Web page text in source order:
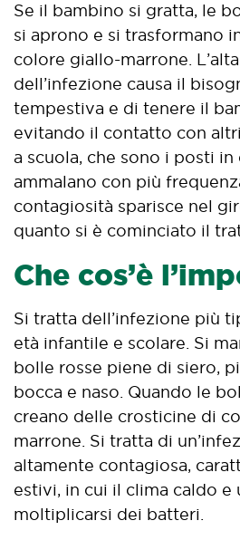
Se il bambino si gratta, le
si aprono e si trasformano
colore giallo-marrone.
dell’infezione causa il
tempestiva e di tenere il
evitando il contatto con
a scuola, che sono i posti in
ammalano con più
contagiosità sparisce nel
quanto si è cominciato il
Che cos’è
Si tratta dell’infezione più
età infantile e scolare. Si
bolle rosse piene di siero,
bocca e naso. Quando le
creano delle crosticine di
marrone. Si tratta di
altamente contagiosa,
estivi, in cui il clima caldo e
moltiplicarsi dei batteri.